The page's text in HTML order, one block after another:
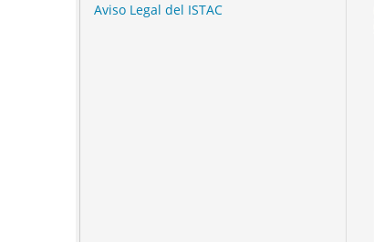
Aviso Legal del ISTAC